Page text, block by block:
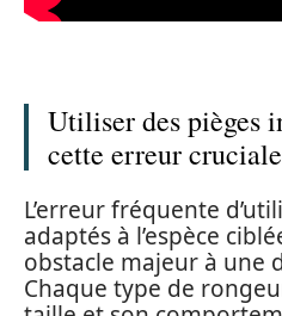
Utiliser des pièges
cette erreur cruciale
L’erreur fréquente
adaptés à l’espèce
obstacle majeur à une
Chaque type de